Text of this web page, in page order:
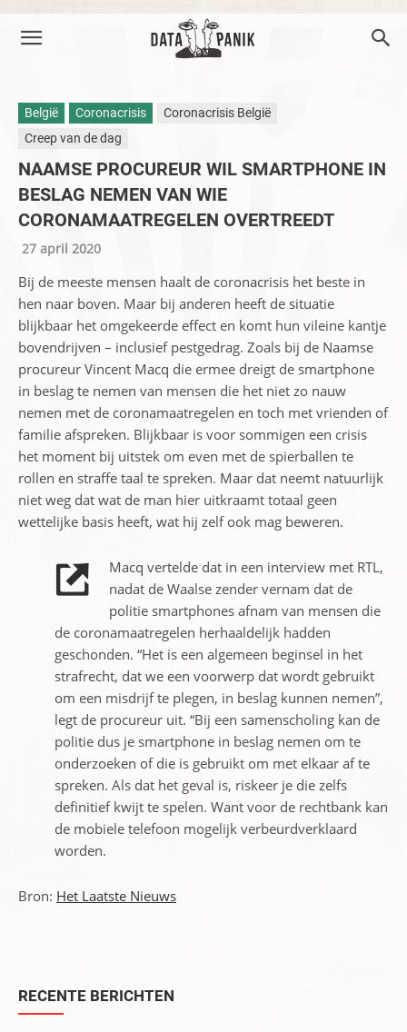
België Coronacrisis
Coronacrisis België
Creep van de dag
NAAMSE PROCUREUR WIL SMARTPHONE IN
BESLAG NEMEN VAN WIE
CORONAMAATREGELEN OVERTREEDT
27 april 2020
Bij de meeste mensen haalt de coronacrisis het beste in
hen naar boven. Maar bij anderen heeft de situatie
blijkbaar het omgekeerde effect en komt hun vileine kantje
bovendrijven – inclusief pestgedrag. Zoals bij de Naamse
procureur Vincent Macq die ermee dreigt de smartphone
in beslag te nemen van mensen die het niet zo nauw
nemen met de coronamaatregelen en toch met vrienden of
familie afspreken. Blijkbaar is voor sommigen een crisis
het moment bij uitstek om even met de spierballen te
rollen en straffe taal te spreken. Maar dat neemt natuurlijk
niet weg dat wat de man hier uitkraamt totaal geen
wettelijke basis heeft, wat hij zelf ook mag beweren.
Macq vertelde dat in een interview met RTL,
nadat de Waalse zender vernam dat de
politie smartphones afnam van mensen die
de coronamaatregelen herhaaldelijk hadden
geschonden. “Het is een algemeen beginsel in het
strafrecht, dat we een voorwerp dat wordt gebruikt
om een misdrijf te plegen, in beslag kunnen nemen”,
legt de procureur uit. “Bij een samenscholing kan de
politie dus je smartphone in beslag nemen om te
onderzoeken of die is gebruikt om met elkaar af te
spreken. Als dat het geval is, riskeer je die zelfs
definitief kwijt te spelen. Want voor de rechtbank kan
de mobiele telefoon mogelijk verbeurdverklaard
worden.
Bron: Het Laatste Nieuws
RECENTE BERICHTEN